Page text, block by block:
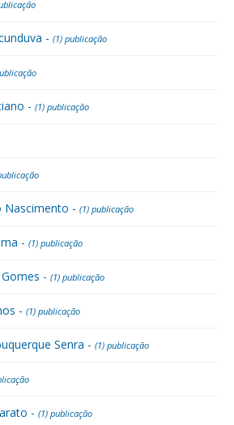
- (1) publicação
- (1) publicação
Nascimento - (1) publicação
- (1) publicação
- (1) publicação
- (1) publicação
Senra - (1) publicação
- (1) publicação